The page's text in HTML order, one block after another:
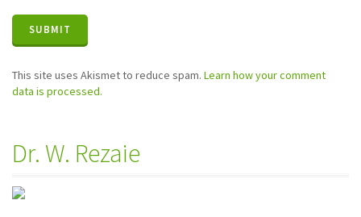
This site uses Akismet to reduce spam. Learn how your comment
data is processed.
Dr. W. Rezaie